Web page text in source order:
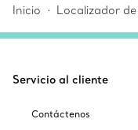
Inicio Localizador
Servicio al cliente
Contáctenos